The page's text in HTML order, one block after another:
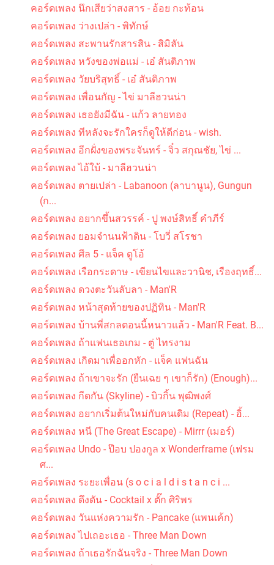
คอร์ดเพลง นางสาวขนุน - สันติภาพ
คอร์ดเพลง ไว้ใจ - เอ๋ สันติภาพ
คอร์ดเพลง นึกเสียว่าสงสาร - อ้อย กะท้อน
คอร์ดเพลง ว่างเปล่า - พิทักษ์
คอร์ดเพลง สะพานรักสารสิน - สิมิลัน
คอร์ดเพลง หวังของพ่อแม่ - เอ๋ สันติภาพ
คอร์ดเพลง วัยบริสุทธิ์ - เอ๋ สันติภาพ
คอร์ดเพลง เพื่อนกัญ - ไข่ มาลีฮวนน่า
คอร์ดเพลง เธอยังมีฉัน - แก้ว ลายทอง
คอร์ดเพลง ทีหลังจะรักใครก็ดูให้ดีก่อน - wish.
คอร์ดเพลง อีกฝั่งของพระจันทร์ - จิ๋ว สกุณชัย, ไข่ ...
คอร์ดเพลง ไอ้ใบ้ - มาลีฮวนน่า
คอร์ดเพลง ตายเปล่า - Labanoon (ลาบานูน), Gungun
(ก...
คอร์ดเพลง อยากขึ้นสวรรค์ - ปู พงษ์สิทธิ์ คำภีร์
คอร์ดเพลง ยอมจํานนฟ้าดิน - โบวี่ สโรชา
คอร์ดเพลง ศีล 5 - แจ็ค ดูโอ้
คอร์ดเพลง เรือกระดาษ - เขียนไขและวานิช, เรืองฤทธิ์...
คอร์ดเพลง ดวงตะวันลับลา - Man'R
คอร์ดเพลง หน้าสุดท้ายของปฏิทิน - Man'R
คอร์ดเพลง บ้านพี่สกลตอนนี้หนาวแล้ว - Man'R Feat. B...
คอร์ดเพลง ถ้าแฟนเธอเกม - ตู่ ไทรงาม
คอร์ดเพลง เกิดมาเพื่ออกหัก - แจ็ค แฟนฉัน
คอร์ดเพลง ถ้าเขาจะรัก (ยืนเฉย ๆ เขาก็รัก) (Enough)...
คอร์ดเพลง กีดกัน (Skyline) - บิวกิ้น พุฒิพงศ์
คอร์ดเพลง อยากเริ่มต้นใหม่กับคนเดิม (Repeat) - อิ้...
คอร์ดเพลง หนี (The Great Escape) - Mirrr (เมอร์)
คอร์ดเพลง Undo - ป๊อบ ปองกูล x Wonderframe (เฟรม
ศ...
คอร์ดเพลง ระยะเพื่อน (s o c i a l d i s t a n c i ...
คอร์ดเพลง ดึงดัน - Cocktail x ตั๊ก ศิริพร
คอร์ดเพลง วันแห่งความรัก - Pancake (แพนเค้ก)
คอร์ดเพลง ไปเถอะเธอ - Three Man Down
คอร์ดเพลง ถ้าเธอรักฉันจริง - Three Man Down